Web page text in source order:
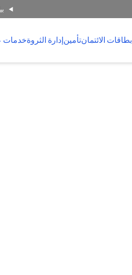
بطاقات الائتمانتأمينإدارة الثروةخدمات